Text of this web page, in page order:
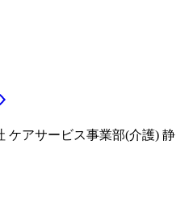
ケアサービス事業部(介護) 静